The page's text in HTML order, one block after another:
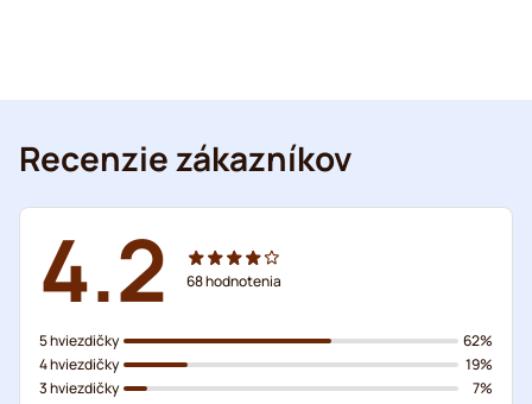
Recenzie zákazníkov
4.2 68hodnotenia
5 hviezdičky
4 hviezdičky
3 hviezdičky
62%
19%
7%